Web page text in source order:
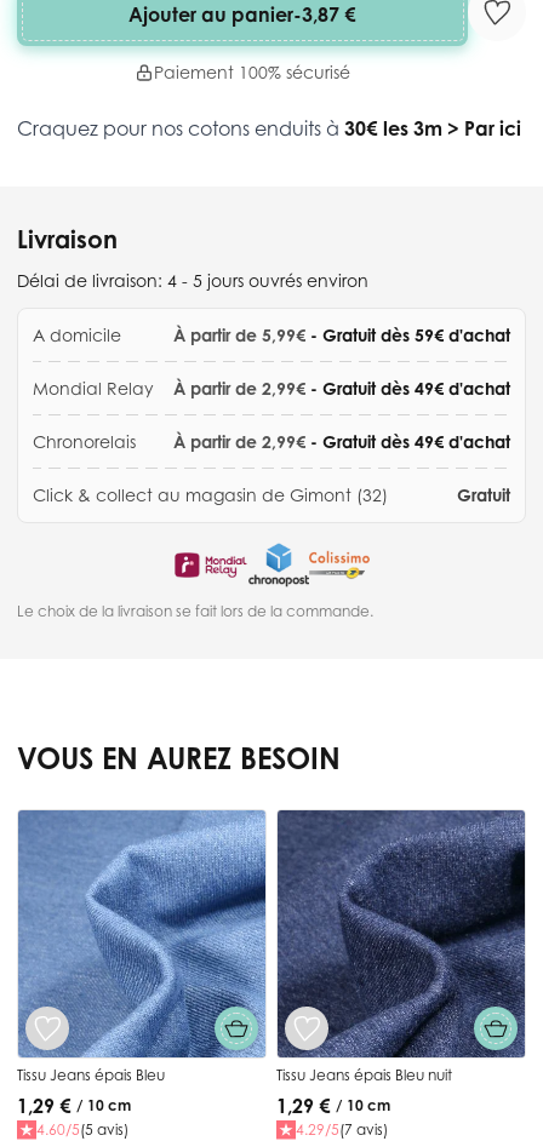
Ajouter au panier-3,87 €
Paiement 100% sécurisé
Craquez pour nos cotons enduits à 30€ les 3m > Par ici
Livraison
Délai de livraison: 4 - 5 jours ouvrés environ
A domicile À partir de 5,99€ - Gratuit dès 59€ d'achat
Mondial Relay À partir de 2,99€ - Gratuit dès 49€ d'achat
Chronorelais À partir de 2,99€ - Gratuit dès 49€ d'achat
Click & collect au magasin de Gimont (32) Gratuit
Le choix de la livraison se fait lors de la commande.
VOUS EN AUREZ BESOIN
Press to skip carousel
Tissu Jeans épais Bleu
1,29 € / 10 cm
4.60/5(5 avis)
Tissu Jeans épais Bleu nuit
1,29 € / 10 cm
4.29/5(7 avis)